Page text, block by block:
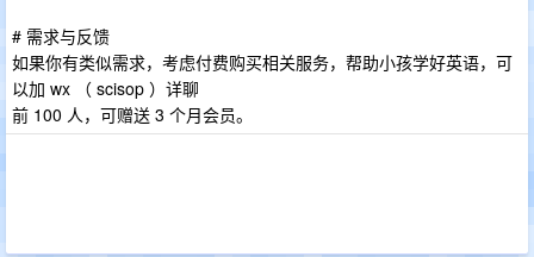
# 需求与反馈
如果你有类似需求，考虑付费购买相关服务，帮助小孩学好英语，可
以加 wx （ scisop ）详聊
前 100 人，可赠送 3 个月会员。